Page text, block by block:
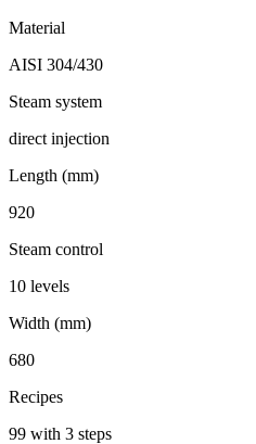
Material
AISI 304/430
Steam system
direct injection
Length (mm)
920
Steam control
10 levels
Width (mm)
680
Recipes
99 with 3 steps